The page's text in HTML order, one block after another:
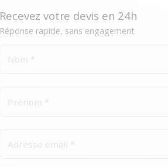
Recevez votre devis en 24h
Réponse rapide, sans engagement